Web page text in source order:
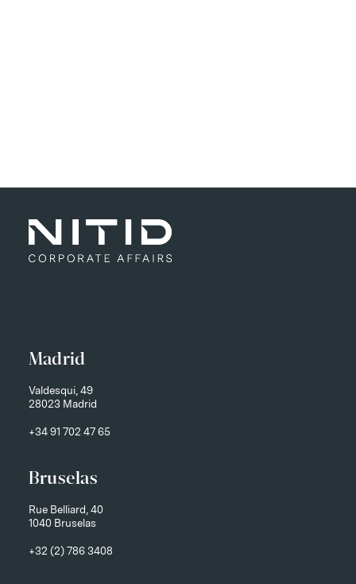
Madrid
Valdesqui, 49
28023 Madrid
+34 91 702 47 65
Bruselas
Rue Belliard, 40
1040 Bruselas
+32 (2) 786 3408